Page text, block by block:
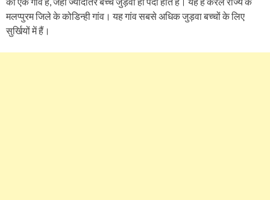
मलप्पुरम जिले के कोडिन्ही गांव। यह गांव सबसे अधिक जुड़वा बच्चों के लिए
सुर्खियों में हैं।